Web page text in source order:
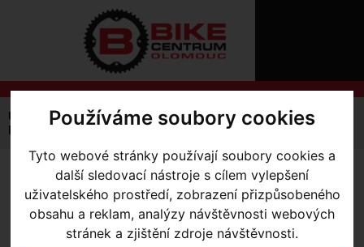
Používáme soubory cookies
Tyto webové stránky používají soubory cookies a
další sledovací nástroje s cílem vylepšení
uživatelského prostředí, zobrazení přizpůsobeného
obsahu a reklam, analýzy návštěvnosti webových
stránek a zjištění zdroje návštěvnosti.
O
NÁKUPU
REGISTRACE
ZTRATILI
Úvodní strana Výbava pro jezdce
Kraťasy
Pánské
RBX Sport Bib Short Men
RBX SPORT BIB SHORT
MEN- Black L